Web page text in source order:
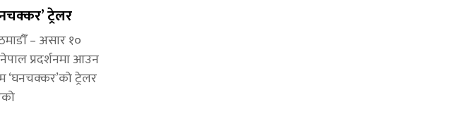
ट्रेलर
– असार १०
प्रदर्शनमा आउन
‘घनचक्कर’को ट्रेलर